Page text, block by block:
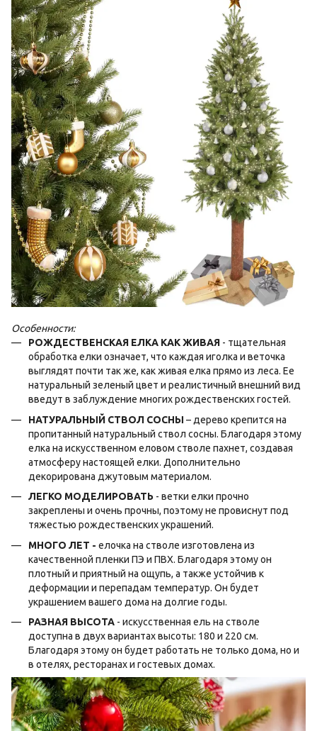
Особенности:
РОЖДЕСТВЕНСКАЯ ЕЛКА КАК ЖИВАЯ - тщательная
обработка елки означает, что каждая иголка и веточка
выглядят почти так же, как живая елка прямо из леса. Ее
натуральный зеленый цвет и реалистичный внешний вид
введут в заблуждение многих рождественских гостей.
НАТУРАЛЬНЫЙ СТВОЛ СОСНЫ – дерево крепится на
пропитанный натуральный ствол сосны. Благодаря этому
елка на искусственном еловом стволе пахнет, создавая
атмосферу настоящей елки. Дополнительно
декорирована джутовым материалом.
ЛЕГКО МОДЕЛИРОВАТЬ - ветки елки прочно
закреплены и очень прочны, поэтому не провиснут под
тяжестью рождественских украшений.
МНОГО ЛЕТ - елочка на стволе изготовлена ​​из
качественной пленки ПЭ и ПВХ. Благодаря этому он
плотный и приятный на ощупь, а также устойчив к
деформации и перепадам температур. Он будет
украшением вашего дома на долгие годы.
РАЗНАЯ ВЫСОТА - искусственная ель на стволе
доступна в двух вариантах высоты: 180 и 220 см.
Благодаря этому он будет работать не только дома, но и
в отелях, ресторанах и гостевых домах.